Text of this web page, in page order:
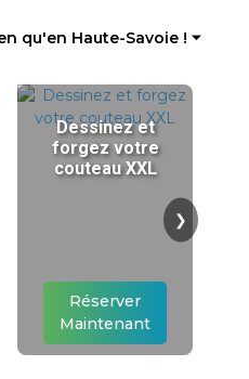
qu'en Haute-Savoie ! ⏷
Dessinez et
forgez votre
couteau XXL
Réserver
Maintenant
❯